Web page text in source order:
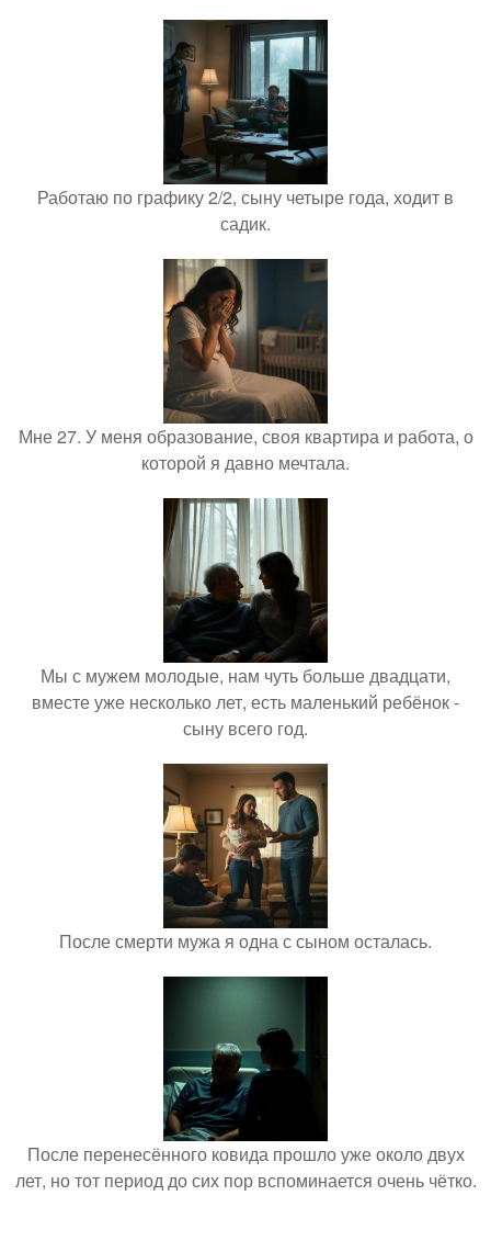
Работаю по графику 2/2, сыну четыре года, ходит в
садик.
Мне 27. У меня образование, своя квартира и работа, о
которой я давно мечтала.
Мы с мужем молодые, нам чуть больше двадцати,
вместе уже несколько лет, есть маленький ребёнок -
сыну всего год.
После смерти мужа я одна с сыном осталась.
После перенесённого ковида прошло уже около двух
лет, но тот период до сих пор вспоминается очень чётко.